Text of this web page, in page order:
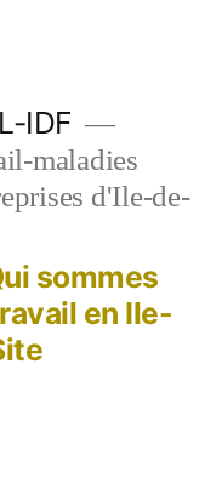
IDF
maladies
d'Ile-de-
sommes
en Ile-